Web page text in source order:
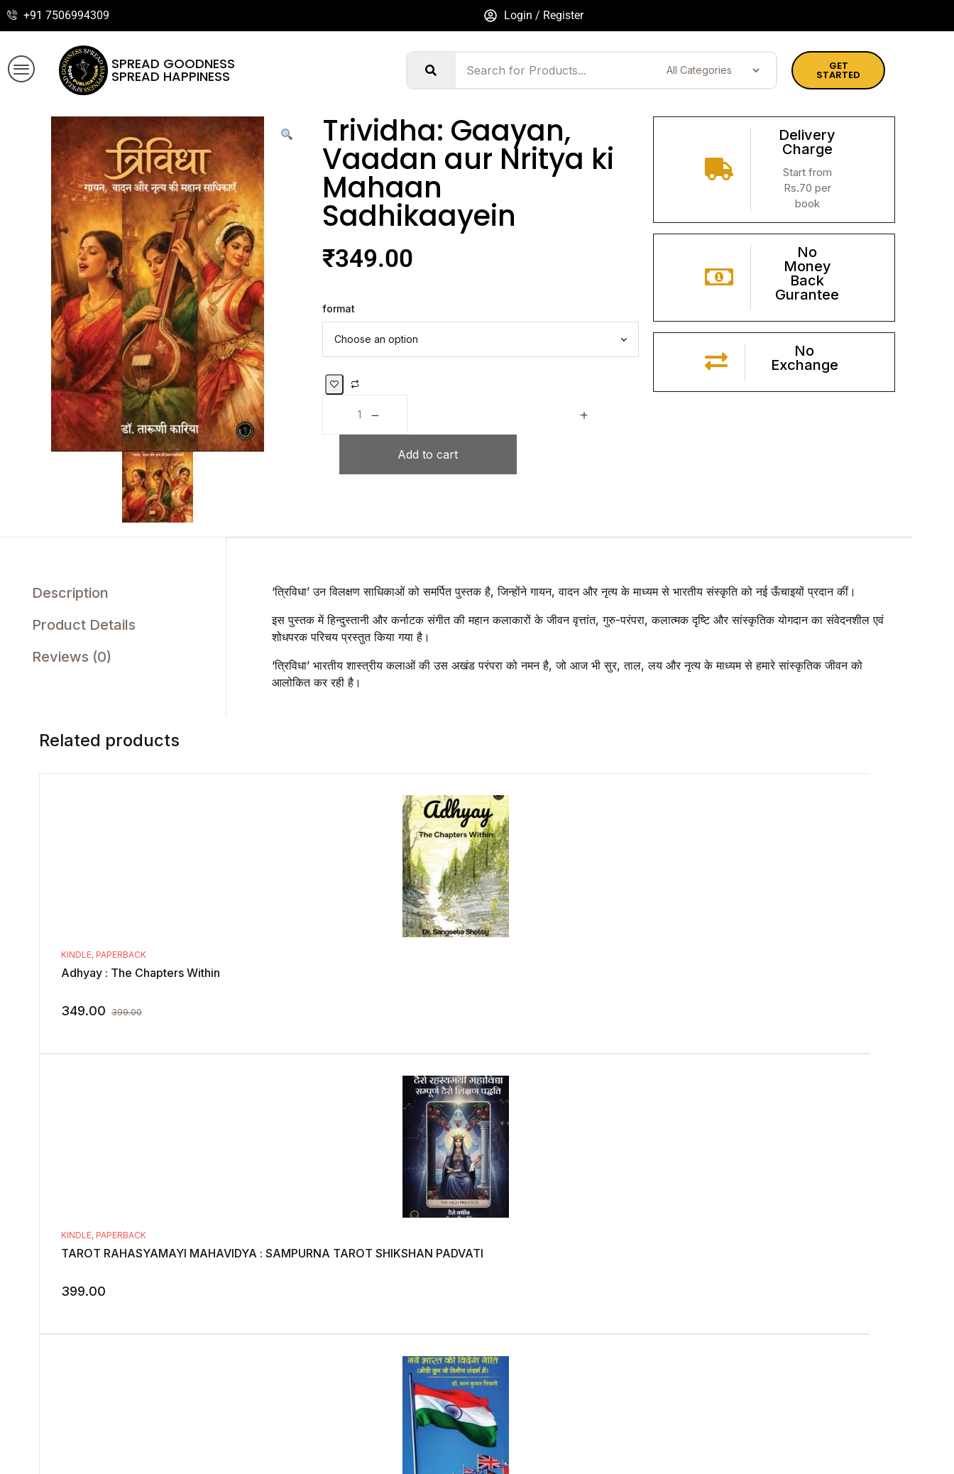
+91 7506994309 Login / Register
SPREAD GOODNESS
SPREAD HAPPINESS
GET
STARTED
Trividha: Gaayan,
Vaadan aur Nritya ki
Mahaan
Sadhikaayein
₹349.00
format
Add to cart
Delivery
Charge
Start from
Rs.70 per
book
No
Money
Back
Gurantee
No
Exchange
Description
Product Details
Reviews (0)
‘त्रिविधा’ उन विलक्षण साधिकाओं को समर्पित पुस्तक है, जिन्होंने गायन, वादन और नृत्य के माध्यम से भारतीय संस्कृति को नई ऊँचाइयों प्रदान कीं।
इस पुस्तक में हिन्दुस्तानी और कर्नाटक संगीत की महान कलाकारों के जीवन वृत्तांत, गुरु-परंपरा, कलात्मक दृष्टि और सांस्कृतिक योगदान का संवेदनशील एवं
शोधपरक परिचय प्रस्तुत किया गया है।
‘त्रिविधा’ भारतीय शास्त्रीय कलाओं की उस अखंड परंपरा को नमन है, जो आज भी सुर, ताल, लय और नृत्य के माध्यम से हमारे सांस्कृतिक जीवन को
आलोकित कर रही है।
Related products
KINDLE, PAPERBACK
Adhyay : The Chapters Within
349.00 399.00
KINDLE, PAPERBACK
TAROT RAHASYAMAYI MAHAVIDYA : SAMPURNA TAROT SHIKSHAN PADVATI
399.00